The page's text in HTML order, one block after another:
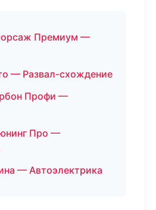
Премиум —
— Развал-схождение
Профи —
Про —
— Автоэлектрика